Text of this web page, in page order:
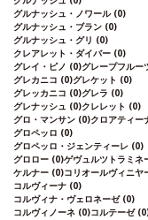
グルナッシュ・ノワール (0)
グルナッシュ・ブラン (0)
グルナッシュ・グリ (0)
クレアレット・ダイバー (0)
グレイ・ピノ (0)グレープフルー
グレカニコ (0)グレケット (0)
グレッカニコ (0)グレラ (0)
グレナッシュ (0)クレレット (0)
グロ・マンサン (0)クロアティー
グロペッロ (0)
グロペッロ・ジェンティーレ (0)
グロロー (0)ゲヴュルツトラミネ
ケルナー (0)コリオールヴィニヤ
コルヴィーナ (0)
コルヴィナ・ヴェロネーゼ (0)
コルヴィノーネ (0)コルテーゼ